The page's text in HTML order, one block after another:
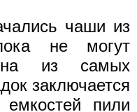
чаши из
не могут
из самых
заключается
пили